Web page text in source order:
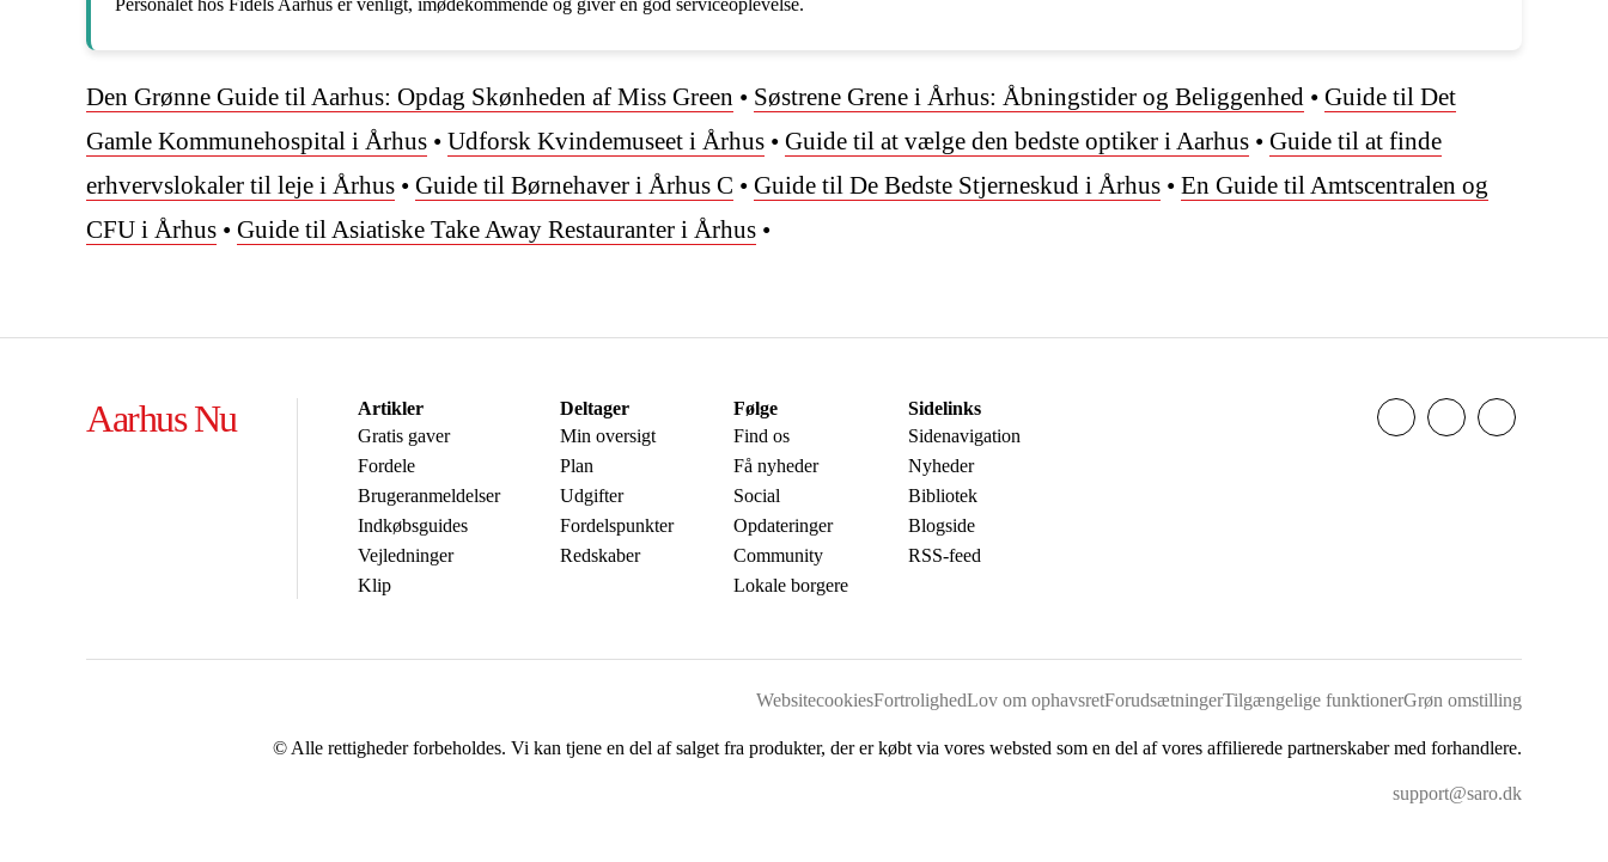
Personalet hos Fidels Aarhus er venligt, imødekommende og giver en god serviceoplevelse.
Den Grønne Guide til Aarhus: Opdag Skønheden af Miss Green • Søstrene Grene i Århus: Åbningstider og Beliggenhed • Guide til Det
Gamle Kommunehospital i Århus • Udforsk Kvindemuseet i Århus • Guide til at vælge den bedste optiker i Aarhus • Guide til at finde
erhvervslokaler til leje i Århus • Guide til Børnehaver i Århus C • Guide til De Bedste Stjerneskud i Århus • En Guide til Amtscentralen og
CFU i Århus • Guide til Asiatiske Take Away Restauranter i Århus •
Aarhus Nu
© Alle rettigheder forbeholdes. Vi kan tjene en del af salget fra produkter, der er købt via vores websted som en del af vores affilierede partnerskaber med forhandlere.
Artikler
Gratis gaver
Fordele
Brugeranmeldelser
Indkøbsguides
Vejledninger
Klip
Deltager
Min oversigt
Plan
Udgifter
Fordelspunkter
Redskaber
Følge
Find os
Få nyheder
Social
Opdateringer
Community
Lokale borgere
Sidelinks
Sidenavigation
Nyheder
Bibliotek
Blogside
RSS-feed
WebsitecookiesFortrolighedLov om ophavsretForudsætningerTilgængelige funktionerGrøn omstilling
support@saro.dk